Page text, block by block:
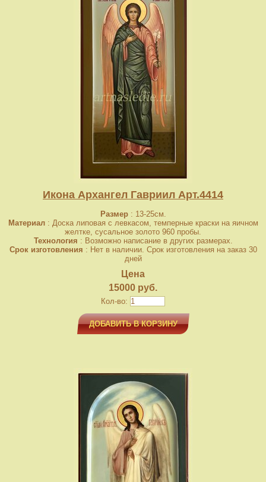
Икона Архангел Гавриил Арт.4414
Размер: 13-25см.
Материал: Доска липовая с левкасом, темперные краски на яичном
желтке, сусальное золото 960 пробы.
Технология : Возможно написание в других размерах.
Срок изготовления : Нет в наличии. Срок изготовления на заказ 30
дней
Цена
15000 руб.
Кол-во:
ДОБАВИТЬ В КОРЗИНУ